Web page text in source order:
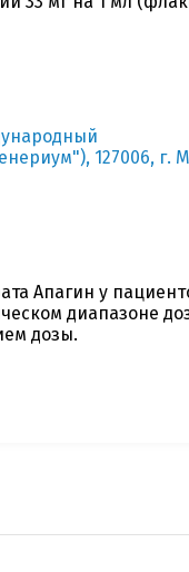
127006, г.
Апагин у
диапазоне
дозы.